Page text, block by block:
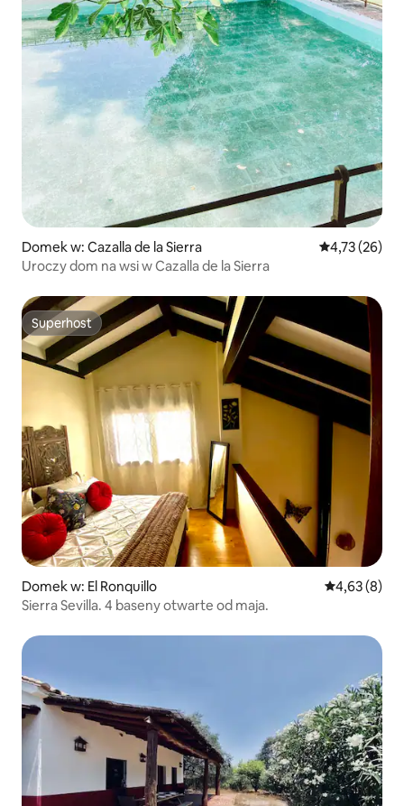
Domek w: Cazalla de la Sierra Średnia
4,73 (26)
Uroczy dom na wsi w Cazalla de la Sierra
Superhost
Superhost
Domek w: El Ronquillo Średnia
4,63 (8)
Sierra Sevilla. 4 baseny otwarte od maja.